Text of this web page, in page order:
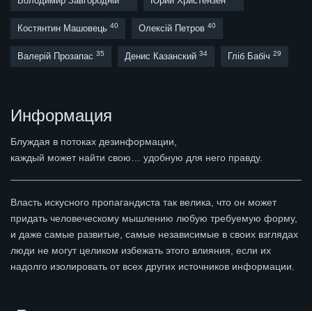
Костянтин Машовець 40 Олексій Петров 40
Валерій Прозапас 35 Денис Казанский 34 Гліб Бабіч 29
Информация
Блуждая в потоках дезинформации,
каждый может найти свою… удобную для него правду.
Власть искусного пропагандиста так велика, что он может
придать человеческому мышлению любую требуемую форму,
и даже самые развитые, самые независимые в своих взглядах
люди не могут целиком избежать этого влияния, если их
надолго изолировать от всех других источников информации.